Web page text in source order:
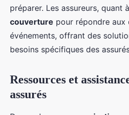
préparer. Les assureurs, quant
couverture pour répondre aux
événements, offrant des
besoins spécifiques des
Ressources et
assurés